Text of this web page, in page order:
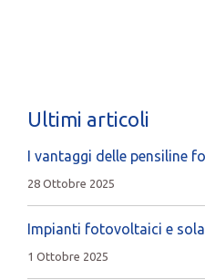
Ultimi articoli
I vantaggi delle pensiline
28 Ottobre 2025
Impianti fotovoltaici e
1 Ottobre 2025